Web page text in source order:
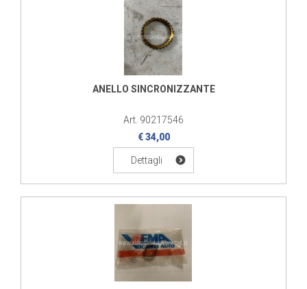
ANELLO SINCRONIZZANTE
Art. 90217546
€ 34,00
Dettagli